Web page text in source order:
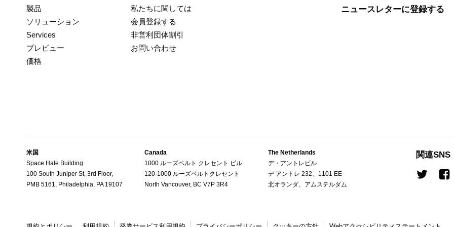
製品
ソリューション
Services
プレビュー
価格
私たちに関しては
会員登録する
非営利団体割引
お問い合わせ
ニュースレターに登録する
米国
Space Hale Building
100 South Juniper St, 3rd Floor,
PMB 5161, Philadelphia, PA 19107
Canada
1000 ルーズベルト クレセント ビル
120-1000 ルーズベルトクレセント
North Vancouver, BC V7P 3R4
The Netherlands
デ・アントレビル
デ アントレ 232、1101 EE
北オランダ、アムステルダム
関連SNS
Twitter